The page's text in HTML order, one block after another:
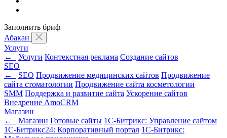
Заполнить бриф
Абакан
Услуги
←
Услуги Контекстная реклама Создание сайтов
SEO
←
SEO Продвижение медицинских сайтов Продвижение
сайта стоматологии Продвижение сайта косметологии
SMM Поддержка и развитие сайта Ускорение сайтов
Внедрение AmoCRM
Магазин
←
Магазин Готовые сайты 1С-Битрикс: Управление сайтом
1С-Битрикс24: Корпоративный портал 1С-Битрикс: